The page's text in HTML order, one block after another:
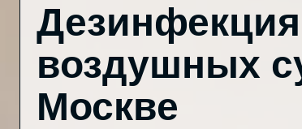
Дезинфекция
воздушных
Москве